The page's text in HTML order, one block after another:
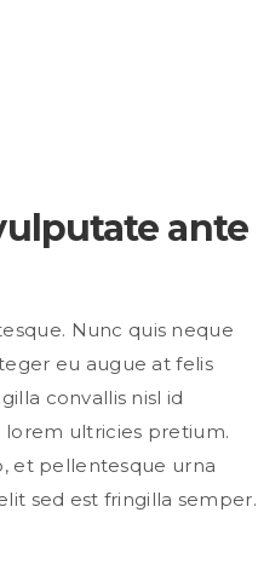
ante
Nunc quis neque
eu augue at felis
convallis nisl id
lorem ultricies pretium.
et pellentesque urna
sed est fringilla semper.